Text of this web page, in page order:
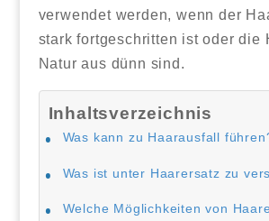
verwendet werden, wenn der
stark fortgeschritten ist oder die
Natur aus dünn sind.
Inhaltsverzeichnis
Was kann zu Haarausfall
Was ist unter Haarersatz zu
Welche Möglichkeiten von